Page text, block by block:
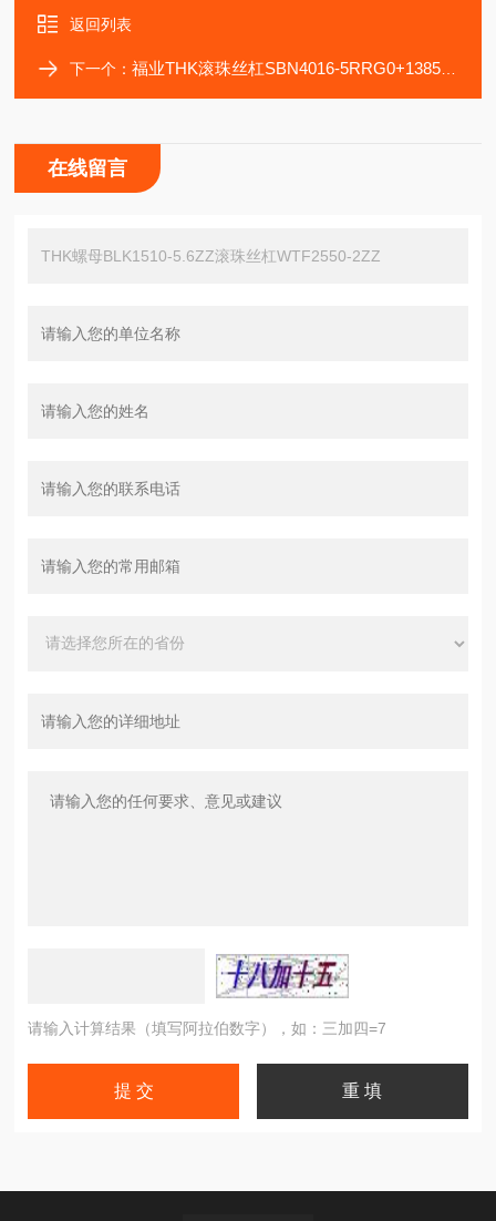
返回列表
下一个：福业THK滚珠丝杠SBN4016-5RRG0+1385LC3弯管接头
在线留言
请输入计算结果（填写阿拉伯数字），如：三加四=7